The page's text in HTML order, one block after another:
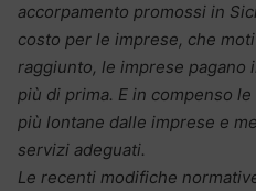
accorpamento promossi in
costo per le imprese, che
raggiunto, le imprese pagano
più di prima. E in compenso
più lontane dalle imprese e
servizi adeguati.
Le recenti modifiche